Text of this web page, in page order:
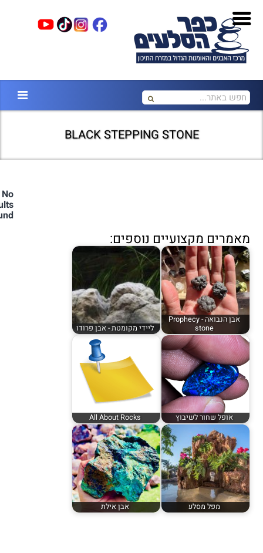
BLACK STEPPING STONE
No
מאמרים מקצועיים נוספים:
אבן הנבואה - Prophecy
stone
ליידי מקומטת - אבן פרודו
אופל שחור לשיבוץ All About Rocks
מפל מסלע אבן אילת